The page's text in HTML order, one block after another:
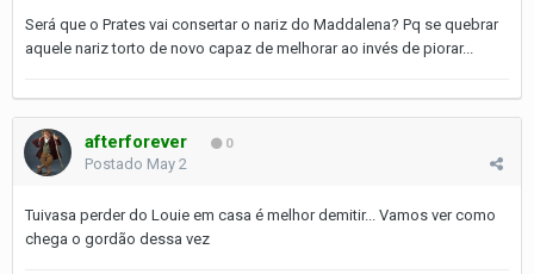
Será que o Prates vai consertar o nariz do Maddalena? Pq se quebrar
aquele nariz torto de novo capaz de melhorar ao invés de piorar...
afterforever 0
Postado May 2
Tuivasa perder do Louie em casa é melhor demitir... Vamos ver como
chega o gordão dessa vez